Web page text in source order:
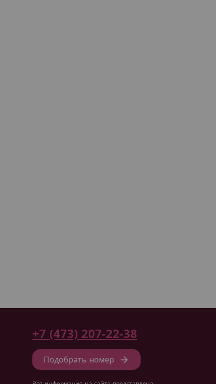
+7 (473) 207-22-38
Подобрать номер